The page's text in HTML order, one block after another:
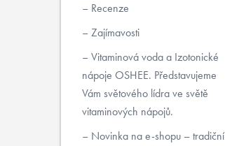
Recenze
Zajímavosti
Vitaminová voda a Izotonické
nápoje OSHEE. Představujeme
Vám světového lídra ve světě
vitaminových nápojů.
Novinka na e-shopu – tradiční